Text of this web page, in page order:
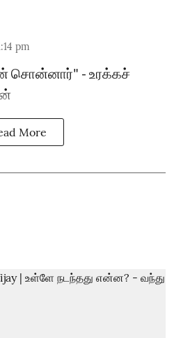
pm
சொன்னார்" - உரக்கச்
More